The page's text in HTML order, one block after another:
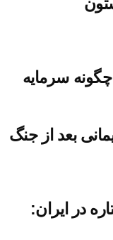
چگونه سرمایه
بعد از جنگ
ساخت هتل های 5 ستاره در ایران: